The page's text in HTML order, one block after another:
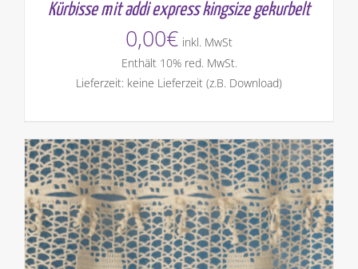
Kürbisse mit addi express kingsize gekurbelt
0,00€ inkl. MwSt
Enthält 10% red. MwSt.
Lieferzeit: keine Lieferzeit (z.B. Download)